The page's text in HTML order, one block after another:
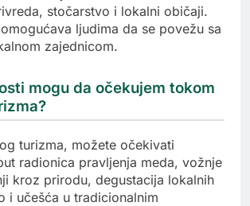
stočarstvo i lokalni običaji.
ljudima da se povežu sa
zajednicom.
mogu da očekujem tokom
turizma, možete očekivati
radionica pravljenja meda, vožnje
kroz prirodu, degustacija lokalnih
i učešća u tradicionalnim